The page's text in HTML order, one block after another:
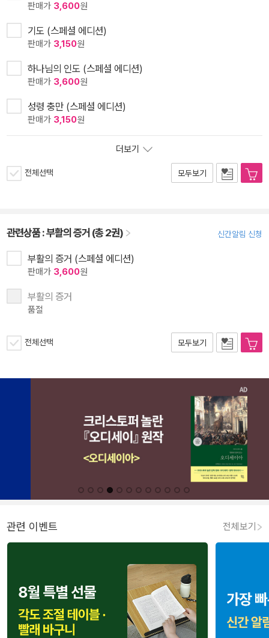
판매가 3,600원
기도 (스페셜 에디션)
판매가 3,150원
하나님의 인도 (스페셜 에디션)
판매가 3,600원
성령 충만 (스페셜 에디션)
판매가 3,150원
더보기
전체선택 모두보기
관련상품 :부활의 증거 (총 2권) 신간알림 신청
부활의 증거 (스페셜 에디션)
판매가 3,600원
부활의 증거
품절
전체선택 모두보기
관련 이벤트 전체보기